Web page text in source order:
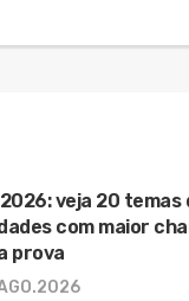
veja 20 temas
com maior
prova